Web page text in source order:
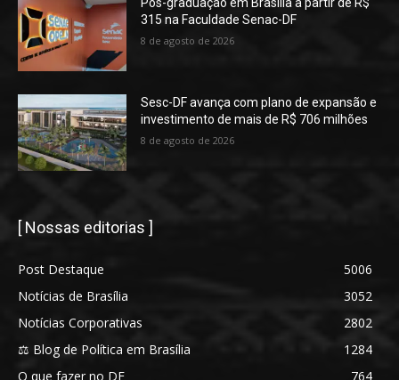
Pós-graduação em Brasília a partir de R$
315 na Faculdade Senac-DF
8 de agosto de 2026
Sesc-DF avança com plano de expansão e
investimento de mais de R$ 706 milhões
8 de agosto de 2026
[ Nossas editorias ]
Post Destaque
5006
Notícias de Brasília
3052
Notícias Corporativas
2802
⚖️ Blog de Política em Brasília
1284
O que fazer no DF
764